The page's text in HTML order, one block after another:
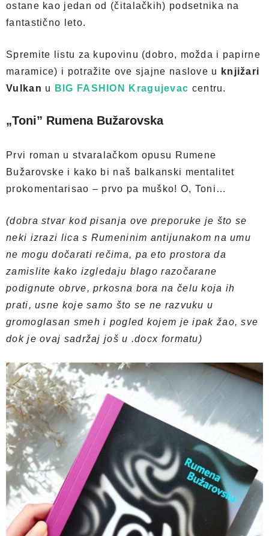
ostane kao jedan od (čitalačkih) podsetnika na
fantastično leto.
Spremite listu za kupovinu (dobro, možda i papirne
maramice) i potražite ove sjajne naslove u
knjižari
Vulkan u BIG FASHION Kragujevac centru.
„Toni” Rumena Bužarovska
Prvi roman u stvaralačkom opusu Rumene
Bužarovske i kako bi naš balkanski mentalitet
prokomentarisao – prvo pa muško! O, Toni…
(dobra stvar kod pisanja ove preporuke je što se
neki izrazi lica s Rumeninim antijunakom na umu
ne mogu dočarati rečima, pa eto prostora da
zamislite kako izgledaju blago razočarane
podignute obrve, prkosna bora na čelu koja ih
prati, usne koje samo što se ne razvuku u
gromoglasan smeh i pogled kojem je ipak žao, sve
dok je ovaj sadržaj još u .docx formatu)